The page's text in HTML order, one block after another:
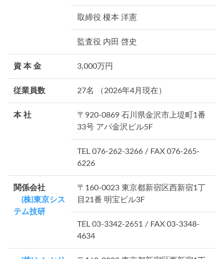
取締役 榎本 洋憲
監査役 内田 啓史
資 本 金 3,000万円
従業員数 27名 （2026年4月現在）
本 社
〒920-0869 石川県金沢市上堤町1番
33号 アパ金沢ビル5F
TEL 076-262-3266 / FAX 076-265-
6226
関係会社
(株)東京シス
テム技研
〒160-0023 東京都新宿区西新宿1丁
目21番 明宝ビル3F
TEL 03-3342-2651 / FAX 03-3348-
4634